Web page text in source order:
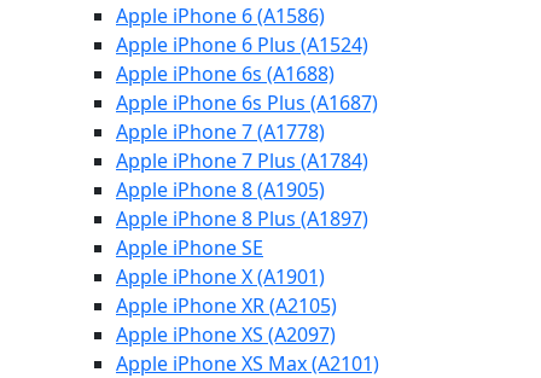
Apple iPhone 6 (A1586)
Apple iPhone 6 Plus (A1524)
Apple iPhone 6s (A1688)
Apple iPhone 6s Plus (A1687)
Apple iPhone 7 (A1778)
Apple iPhone 7 Plus (A1784)
Apple iPhone 8 (A1905)
Apple iPhone 8 Plus (A1897)
Apple iPhone SE
Apple iPhone X (A1901)
Apple iPhone XR (A2105)
Apple iPhone XS (A2097)
Apple iPhone XS Max (A2101)